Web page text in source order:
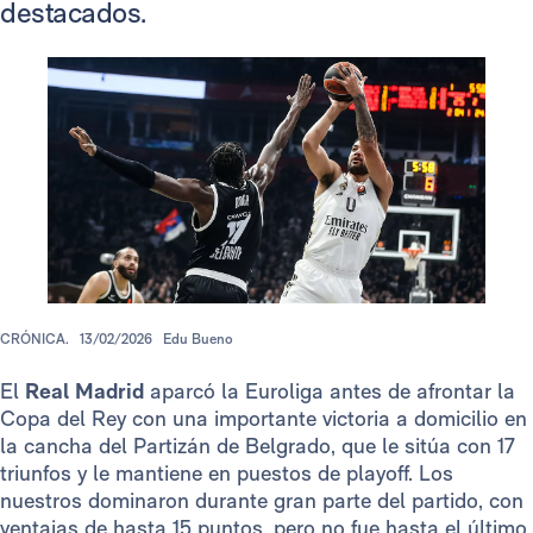
destacados.
CRÓNICA. 13/02/2026 Edu Bueno
El Real Madrid aparcó la Euroliga antes de afrontar la
Copa del Rey con una importante victoria a domicilio en
la cancha del Partizán de Belgrado, que le sitúa con 17
triunfos y le mantiene en puestos de playoff. Los
nuestros dominaron durante gran parte del partido, con
ventajas de hasta 15 puntos, pero no fue hasta el último